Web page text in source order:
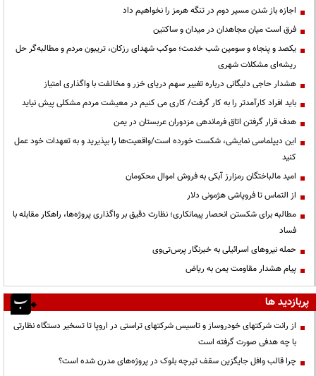
اجازه باز شدن مسیر دوم در تنگه هرمز را نخواهیم داد
فرق است میان مجاهدان در میدان و ساکتین
یکصد و پنجاه و سومین شب خدمت؛ موکب شهدای رزکان، تریبون مردم و مطالبه‌گر حل
ریشه‌ای مشکلات شهری
هشدار حاجی دلیگانی درباره تغییر سهم دریای خزر و مخالفت با واگذاری امتیاز
باید افراد کارآمدتر را به کار گرفت/ کاری می کنیم در معیشت مردم مشکلی پیش نیاید
هدف قرار گرفتن اتاق‌ فرماندهی مزدوران عربستان در یمن
این دیپلماسی نمایشی، شکست خورده است/واقعیت‌ها را بپذیرید و به تعهدات خود عمل
کنید
امید مالباختگان رمزارز آبکی به فروش اموال محکومان
از التماس تا فروپاشی هژمونی دلار
مطالبه برای شکستن انحصار پیمانکاری؛ نظارت دقیق بر واگذاری پروژه‌ها، راهکار مقابله با
فساد
حمله نیروهای اسرائیلی به خبرنگار پرس‌تی‌وی
پیام هشدار مقاومت یمن به ریاض
پربازدید ها
از رانت‌ شرکتهای خودروساز و تاسیس شرکتهای تراستی در اروپا تا تسخیر دستگاه نظارتی
با چه هدفی صورت گرفته است
چرا قالب وافل جایگزین سقف تیرچه بلوک در پروژه‌های مدرن شده است؟